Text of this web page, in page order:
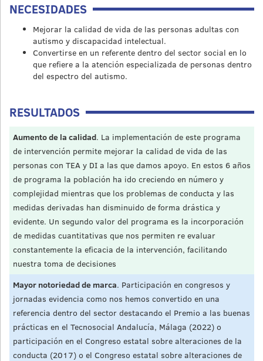
NECESIDADES
Mejorar la calidad de vida de las personas adultas con
autismo y discapacidad intelectual.
Convertirse en un referente dentro del sector social en lo
que refiere a la atención especializada de personas dentro
del espectro del autismo.
RESULTADOS
Aumento de la calidad. La implementación de este programa
de intervención permite mejorar la calidad de vida de las
personas con TEA y DI a las que damos apoyo. En estos 6 años
de programa la población ha ido creciendo en número y
complejidad mientras que los problemas de conducta y las
medidas derivadas han disminuido de forma drástica y
evidente. Un segundo valor del programa es la incorporación
de medidas cuantitativas que nos permiten re evaluar
constantemente la eficacia de la intervención, facilitando
nuestra toma de decisiones
Mayor notoriedad de marca. Participación en congresos y
jornadas evidencia como nos hemos convertido en una
referencia dentro del sector destacando el Premio a las buenas
prácticas en el Tecnosocial Andalucía, Málaga (2022) o
participación en el Congreso estatal sobre alteraciones de la
conducta (2017) o el Congreso estatal sobre alteraciones de